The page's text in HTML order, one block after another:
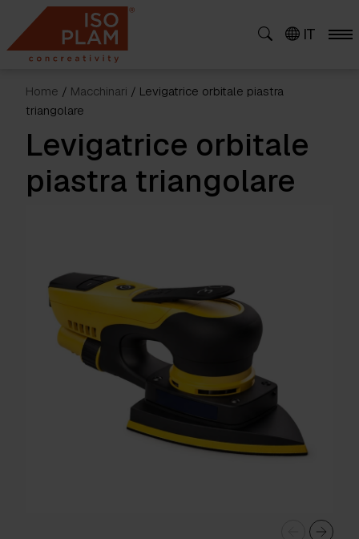
content
IT
Home / Macchinari / Levigatrice orbitale piastra
triangolare
Levigatrice orbitale
piastra triangolare